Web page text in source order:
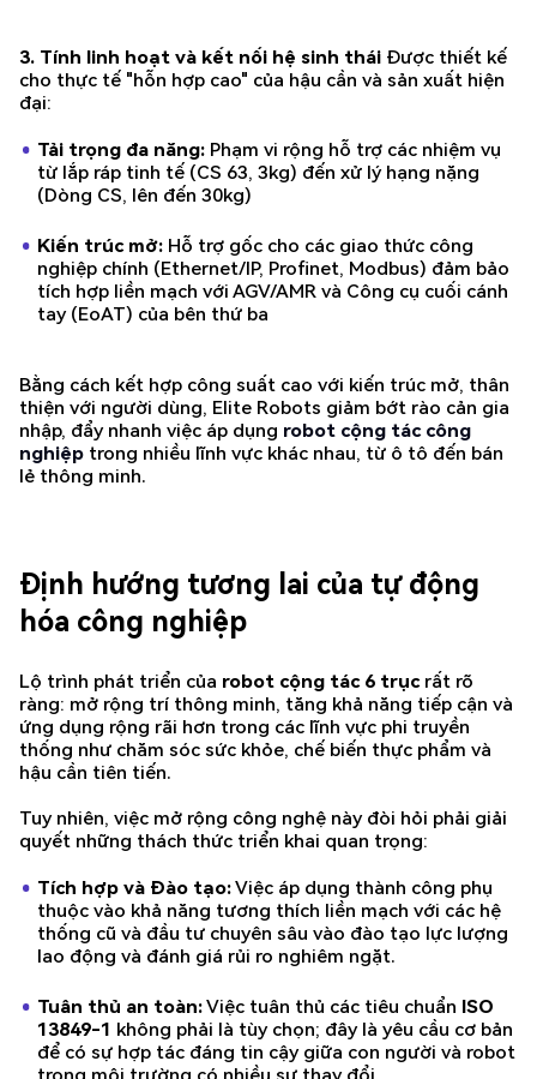
3. Tính linh hoạt và kết nối hệ sinh tháiĐược thiết kế
cho thực tế "hỗn hợp cao" của hậu cần và sản xuất hiện
đại:
Tải trọng đa năng: Phạm vi rộng hỗ trợ các nhiệm vụ
từ lắp ráp tinh tế (CS 63, 3kg) đến xử lý hạng nặng
(Dòng CS, lên đến 30kg)
Kiến trúc mở: Hỗ trợ gốc cho các giao thức công
nghiệp chính (Ethernet/IP, Profinet, Modbus) đảm bảo
tích hợp liền mạch với AGV/AMR và Công cụ cuối cánh
tay (EoAT) của bên thứ ba
Bằng cách kết hợp công suất cao với kiến trúc mở, thân
thiện với người dùng, Elite Robots giảm bớt rào cản gia
nhập, đẩy nhanh việc áp dụng robot cộng tác công
nghiệptrong nhiều lĩnh vực khác nhau, từ ô tô đến bán
lẻ thông minh.
Định hướng tương lai của tự động
hóa công nghiệp
Lộ trình phát triển của robot cộng tác 6 trụcrất rõ
ràng: mở rộng trí thông minh, tăng khả năng tiếp cận và
ứng dụng rộng rãi hơn trong các lĩnh vực phi truyền
thống như chăm sóc sức khỏe, chế biến thực phẩm và
hậu cần tiên tiến.
Tuy nhiên, việc mở rộng công nghệ này đòi hỏi phải giải
quyết những thách thức triển khai quan trọng:
Tích hợp và Đào tạo:Việc áp dụng thành công phụ
thuộc vào khả năng tương thích liền mạch với các hệ
thống cũ và đầu tư chuyên sâu vào đào tạo lực lượng
lao động và đánh giá rủi ro nghiêm ngặt.
Tuân thủ an toàn:Việc tuân thủ các tiêu chuẩn ISO
13849-1 không phải là tùy chọn; đây là yêu cầu cơ bản
để có sự hợp tác đáng tin cậy giữa con người và robot